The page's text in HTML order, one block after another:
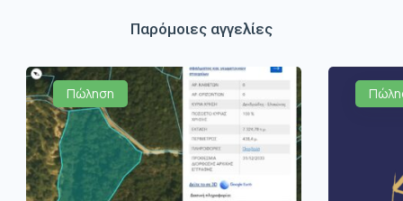
Παρόμοιες αγγελίες
Πώληση